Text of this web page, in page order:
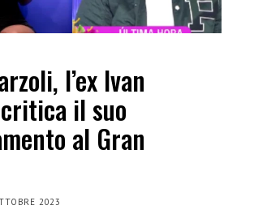
l’ex Ivan
il suo
al Gran
2023